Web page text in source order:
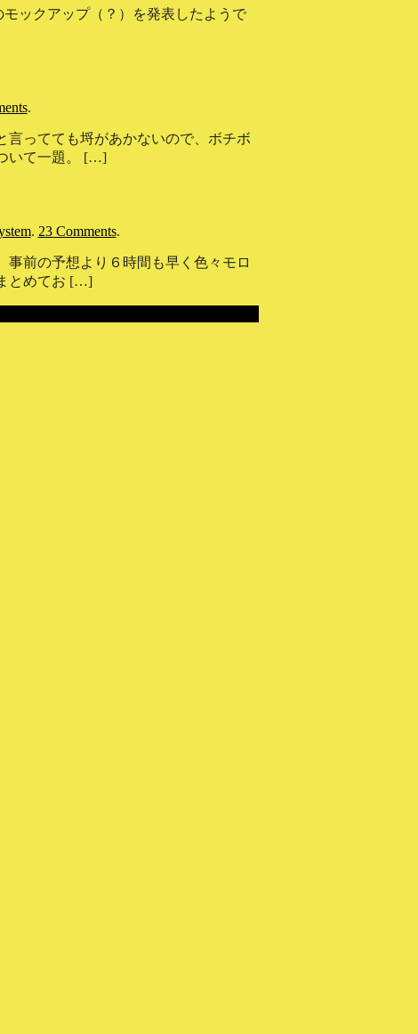
ックアップ（？）を発表したようで
.
言ってても埒があかないので、ボチボ
いて一題。 […]
. 23 Comments.
前の予想より６時間も早く色々モロ
とめてお […]